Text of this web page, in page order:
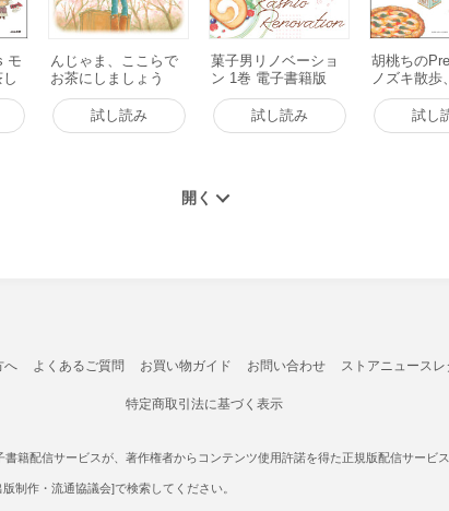
モ
んじゃま、ここらで
お茶にしましょう
か。 電子書籍版
試し読み
菓子男リノベーショ
ン 1巻 電子書籍版
試し読み
胡桃ちの
ノズキ散歩
てぶらり
試し
へ よくあるご質問 お買い物ガイド お問い合わせ ストアニュースレ
特定商取引法に基づく表示
籍配信サービスが、著作権者からコンテンツ使用許諾を得た正規版配信サービ
制作・流通協議会]で検索してください。